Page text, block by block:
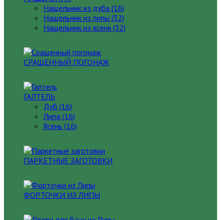
Нащельник из дуба (16)
Нащельник из липы (32)
Нащельник из ясеня (32)
СРАЩЕННЫЙ ПОГОНАЖ
ГАЛТЕЛЬ
Дуб (16)
Липа (16)
Ясень (16)
ПАРКЕТНЫЕ ЗАГОТОВКИ
ФОРТОЧКИ ИЗ ЛИПЫ